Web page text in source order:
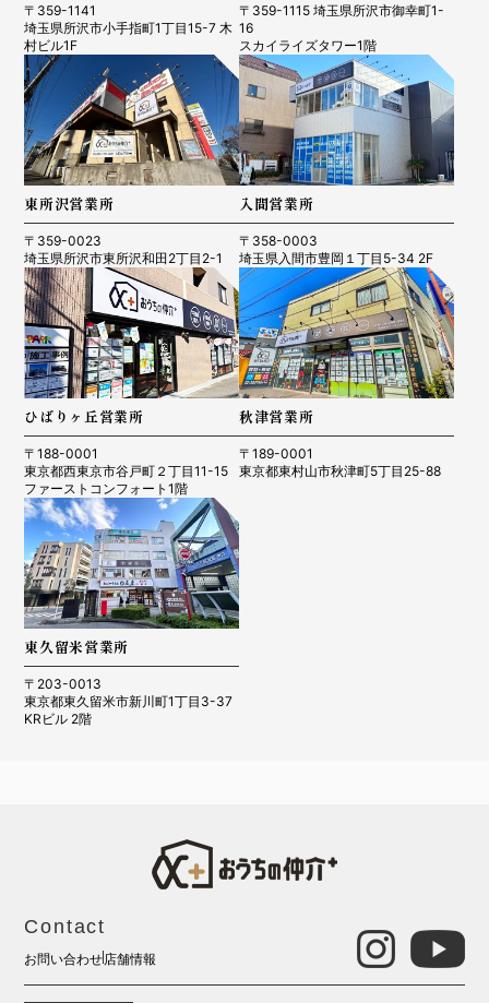
〒359-1141
埼玉県所沢市小手指町1丁目15-7 木
村ビル1F
〒359-1115 埼玉県所沢市御幸町1-
16
スカイライズタワー1階
東所沢営業所
〒359-0023
埼玉県所沢市東所沢和田2丁目2-1
入間営業所
〒358-0003
埼玉県入間市豊岡１丁目5-34 2F
ひばりヶ丘営業所
〒188-0001
東京都西東京市谷戸町２丁目11-15
ファーストコンフォート1階
秋津営業所
〒189-0001
東京都東村山市秋津町5丁目25-88
東久留米営業所
〒203-0013
東京都東久留米市新川町1丁目3-37
KRビル 2階
Contact
お問い合わせ 店舗情報